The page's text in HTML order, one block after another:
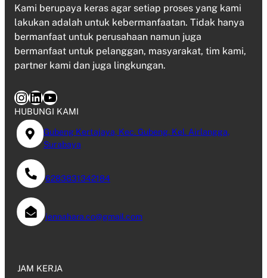
Kami berupaya keras agar setiap proses yang kami
lakukan adalah untuk kebermanfaatan. Tidak hanya
bermanfaat untuk perusahaan namun juga
bermanfaat untuk pelanggan, masyarakat, tim kami,
partner kami dan juga lingkungan.
InstagramLinkedIn YouTube
HUBUNGI KAMI
Gubeng Kertajaya, Kec. Gubeng, Kel. Airlangga,
Surabaya
6283831342184
jennahara.co@gmail.com
JAM KERJA